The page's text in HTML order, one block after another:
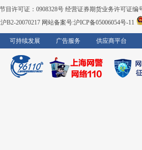
目许可证：0908328号 经营证券期货业务许可证编
B2-20070217 网站备案号:沪ICP备05006054号-11
可持续发展 广告服务 供应商平台